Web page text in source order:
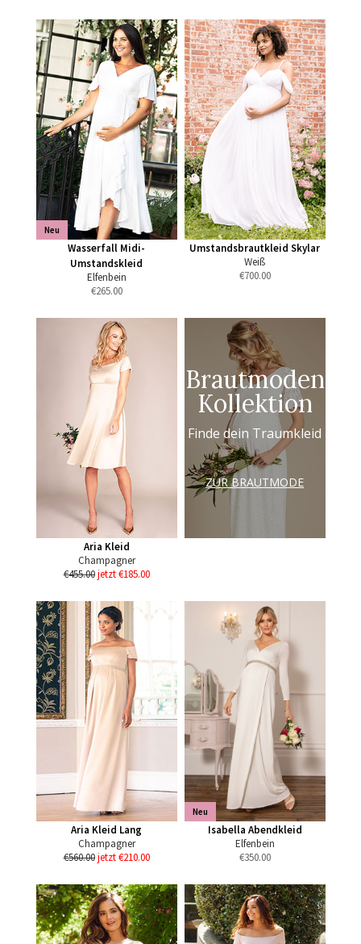
Neu
Wasserfall Midi-
Umstandskleid
Elfenbein
€265.00
Umstandsbrautkleid Skylar
Weiß
€700.00
Aria Kleid
Champagner
€455.00 jetzt €185.00
Brautmoden
Kollektion
Finde dein Traumkleid
ZUR BRAUTMODE
Aria Kleid Lang
Champagner
€560.00 jetzt €210.00
Neu
Isabella Abendkleid
Elfenbein
€350.00